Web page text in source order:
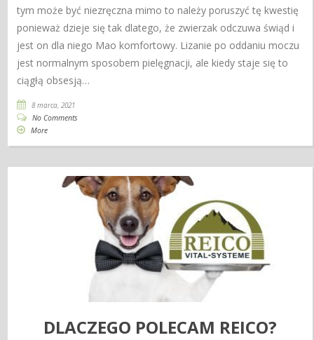
tym może być niezręczna mimo to należy poruszyć tę kwestię
ponieważ dzieje się tak dlatego, że zwierzak odczuwa świąd i
jest on dla niego Mao komfortowy. Lizanie po oddaniu moczu
jest normalnym sposobem pielęgnacji, ale kiedy staje się to
ciągłą obsesją…
8 marca, 2021
No Comments
More
DLACZEGO POLECAM REICO?